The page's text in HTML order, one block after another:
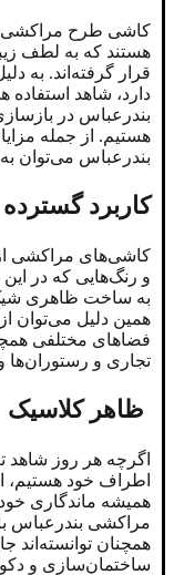
کاشی طرح مراکشی
هستند که به لطف
قرار گرفته‌اند. به
دارد، شاهد
بندرعباس در
هستیم. از جمله
بندرعباس می‌توان
کاربرد
کاشی‌های مراکشی
و رنگ‌هایی که در
به ساخت ظاهری
همین دلیل می‌توان
فضا‌های مختلفی
تجاری و رستوران‌ها
ظاهر کلاسیک
اگرچه هر روز شاهد
اطراف خود هستیم،
همیشه ماندگاری
مراکشی بندرعباس
همچنان توانسته‌اند
ساختمان‌سازی و